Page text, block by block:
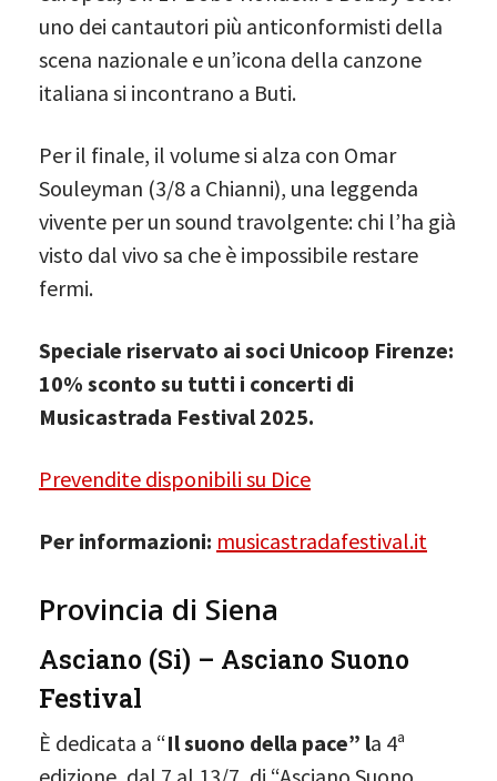
uno dei cantautori più anticonformisti della
scena nazionale e un’icona della canzone
italiana si incontrano a Buti.
Per il finale, il volume si alza con Omar
Souleyman (3/8 a Chianni), una leggenda
vivente per un sound travolgente: chi l’ha già
visto dal vivo sa che è impossibile restare
fermi.
Speciale riservato ai soci Unicoop Firenze:
10% sconto su tutti i concerti di
Musicastrada Festival 2025.
Prevendite disponibili su Dice
Per informazioni: musicastradafestival.it
Provincia di Siena
Asciano (Si) – Asciano Suono
Festival
È dedicata a “Il suono della pace” la 4ª